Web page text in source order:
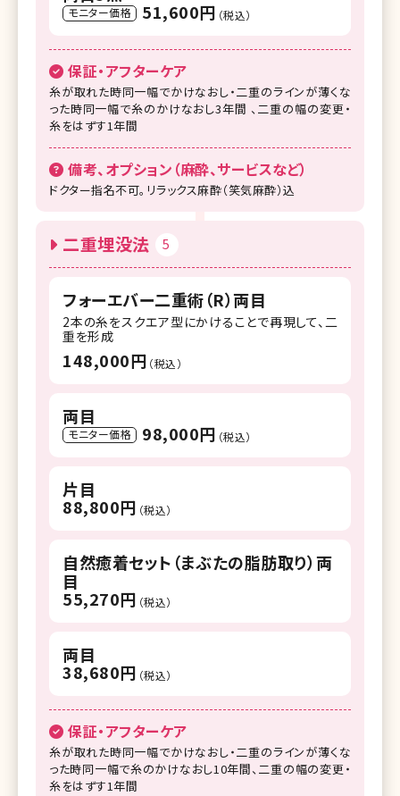
モニター価格 51,600円 （税込）
保証・アフターケア
糸が取れた時同一幅でかけなおし・二重のラインが薄くな
った時同一幅で糸のかけなおし3年間 、二重の幅の変更・
糸をはずす1年間
備考、オプション（麻酔、サービスなど）
ドクター指名不可。リラックス麻酔（笑気麻酔）込
二重埋没法 5
フォーエバー二重術（R）両目
2本の糸をスクエア型にかけることで再現して、二
重を形成
148,000円 （税込）
両目
モニター価格 98,000円 （税込）
片目
88,800円 （税込）
自然癒着セット（まぶたの脂肪取り）両
目
55,270円 （税込）
両目
38,680円 （税込）
保証・アフターケア
糸が取れた時同一幅でかけなおし・二重のラインが薄くな
った時同一幅で糸のかけなおし10年間、二重の幅の変更・
糸をはずす1年間